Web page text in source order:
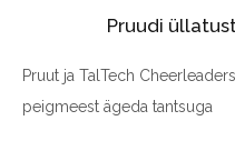
Pruudi
Pruut ja TalTech
peigmeest ägeda tantsuga